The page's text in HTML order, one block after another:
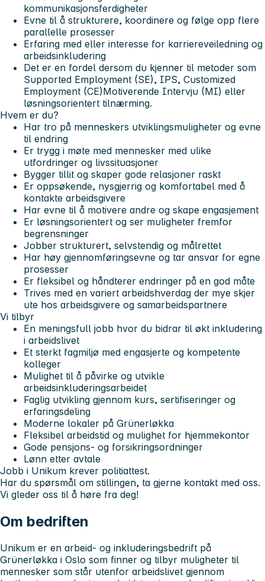
kommunikasjonsferdigheter
Evne til å strukturere, koordinere og følge opp flere
parallelle prosesser
Erfaring med eller interesse for karriereveiledning og
arbeidsinkludering
Det er en fordel dersom du kjenner til metoder som
Supported Employment (SE), IPS, Customized
Employment (CE)Motiverende Intervju (MI) eller
løsningsorientert tilnærming.
Hvem er du?
Har tro på menneskers utviklingsmuligheter og evne
til endring
Er trygg i møte med mennesker med ulike
utfordringer og livssituasjoner
Bygger tillit og skaper gode relasjoner raskt
Er oppsøkende, nysgjerrig og komfortabel med å
kontakte arbeidsgivere
Har evne til å motivere andre og skape engasjement
Er løsningsorientert og ser muligheter fremfor
begrensninger
Jobber strukturert, selvstendig og målrettet
Har høy gjennomføringsevne og tar ansvar for egne
prosesser
Er fleksibel og håndterer endringer på en god måte
Trives med en variert arbeidshverdag der mye skjer
ute hos arbeidsgivere og samarbeidspartnere
Vi tilbyr
En meningsfull jobb hvor du bidrar til økt inkludering
i arbeidslivet
Et sterkt fagmiljø med engasjerte og kompetente
kolleger
Mulighet til å påvirke og utvikle
arbeidsinkluderingsarbeidet
Faglig utvikling gjennom kurs, sertifiseringer og
erfaringsdeling
Moderne lokaler på Grünerløkka
Fleksibel arbeidstid og mulighet for hjemmekontor
Gode pensjons- og forsikringsordninger
Lønn etter avtale
Jobb i Unikum krever politiattest.
Har du spørsmål om stillingen, ta gjerne kontakt med oss.
Vi gleder oss til å høre fra deg!
Om bedriften
Unikum er en arbeid- og inkluderingsbedrift på
Grünerløkka i Oslo som finner og tilbyr muligheter til
mennesker som står utenfor arbeidslivet gjennom